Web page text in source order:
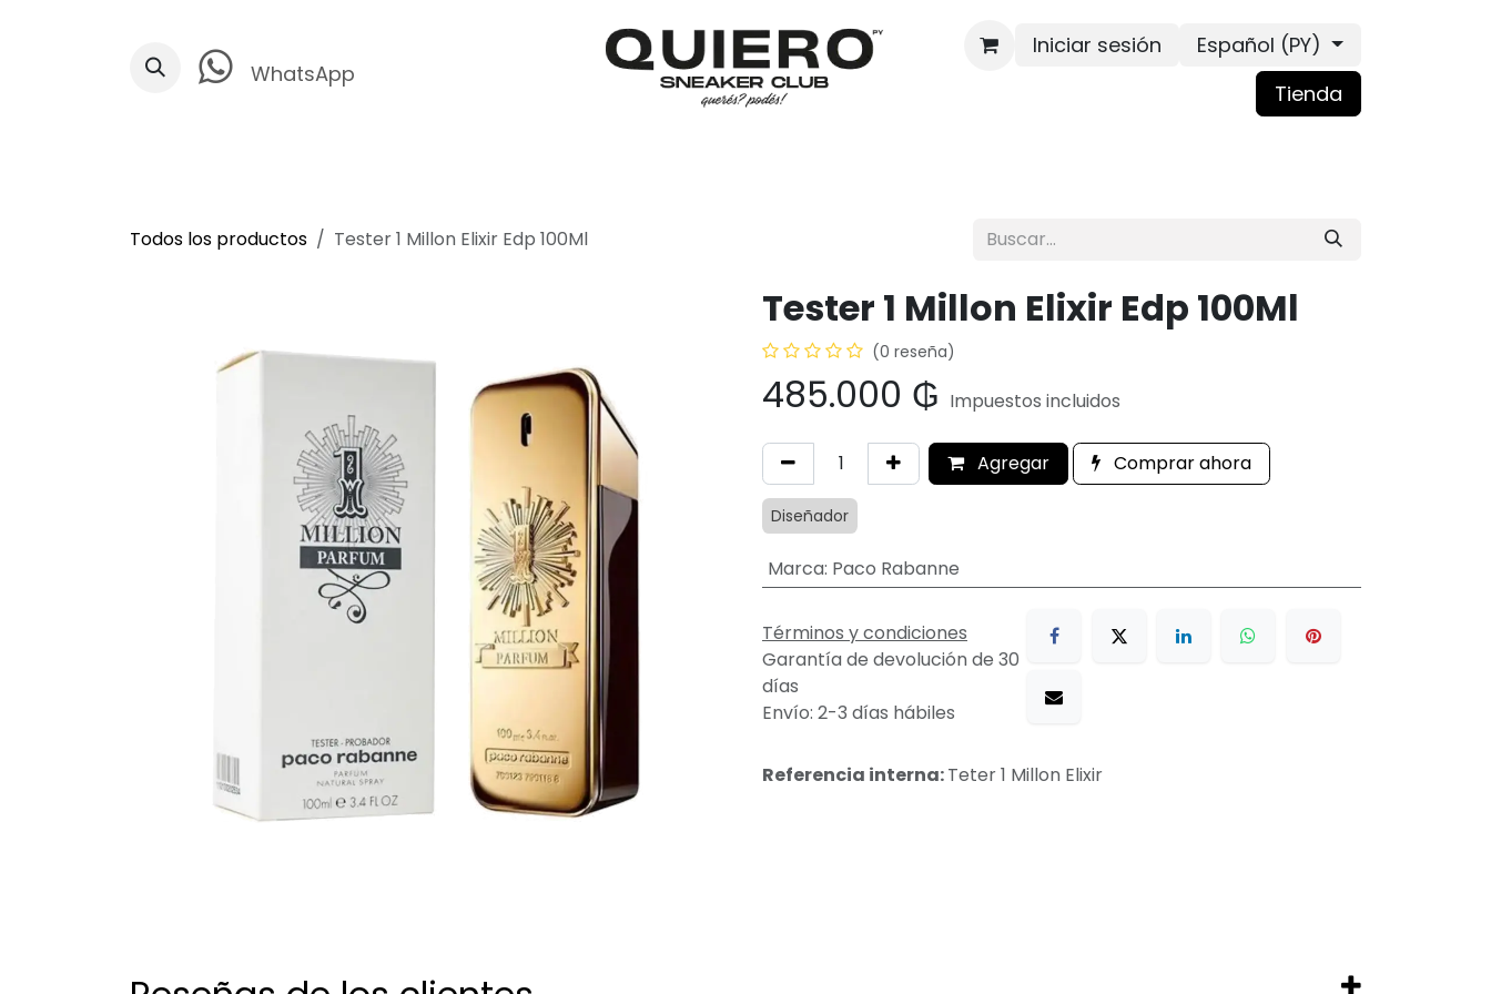
WhatsApp
Iniciar sesión
Español (PY)
Tienda
Todos los productos Tester 1 Millon Elixir Edp 100Ml
Tester 1 Millon Elixir Edp 100Ml
(0 reseña)
485.000 ₲ Impuestos incluidos
Agregar Comprar ahora
Diseñador
Marca: Paco Rabanne
Términos y condiciones
Garantía de devolución de 30
días
Envío: 2-3 días hábiles
Referencia interna:Teter 1 Millon Elixir